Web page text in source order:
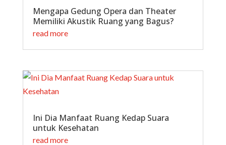
Mengapa Gedung Opera dan Theater
Memiliki Akustik Ruang yang Bagus?
read more
Ini Dia Manfaat Ruang Kedap Suara
untuk Kesehatan
read more